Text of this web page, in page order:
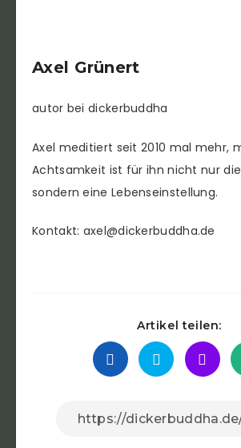
Axel Grünert
autor bei dickerbuddha
Axel meditiert seit 2010 mal mehr,
Achtsamkeit ist für ihn nicht nur
sondern eine Lebenseinstellung.
Kontakt: axel@dickerbuddha.de
Artikel teilen: